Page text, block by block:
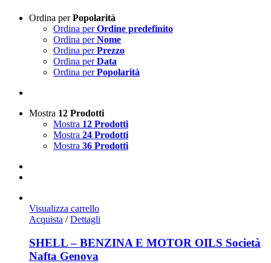
Ordina perPopolarità
Ordina perOrdine predefinito
Ordina perNome
Ordina perPrezzo
Ordina perData
Ordina perPopolarità
Mostra 12 Prodotti
Mostra 12 Prodotti
Mostra 24 Prodotti
Mostra 36 Prodotti
Visualizza carrello
Acquista / Dettagli
SHELL – BENZINA E MOTOR OILS Società
Nafta Genova